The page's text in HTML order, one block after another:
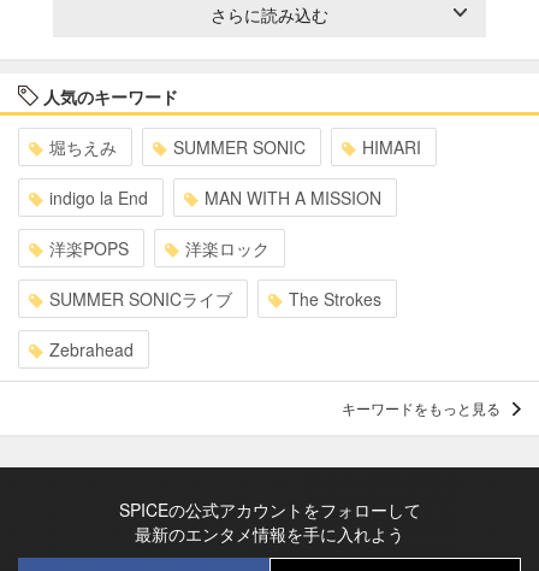
さらに読み込む
人気のキーワード
堀ちえみ SUMMER SONIC HIMARI
indigo la End MAN WITH A MISSION
洋楽POPS 洋楽ロック
SUMMER SONICライブ The Strokes
Zebrahead
キーワードをもっと見る
SPICEの公式アカウントをフォローして
最新のエンタメ情報を手に入れよう